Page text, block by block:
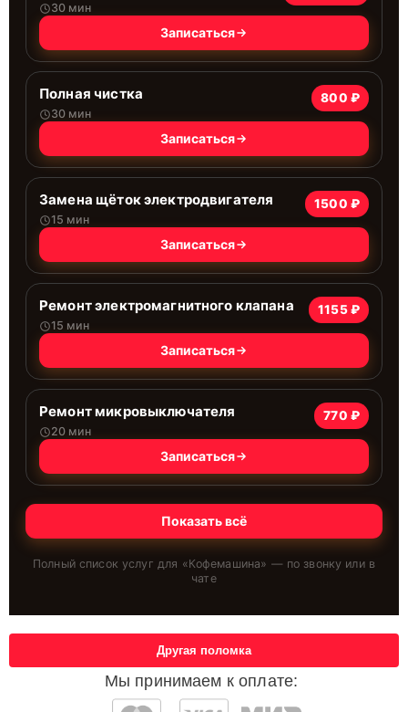
30 мин
Записаться
Полная чистка
30 мин
800 ₽
Записаться
Замена щёток электродвигателя
15 мин
1500 ₽
Записаться
Ремонт электромагнитного клапана
15 мин
1155 ₽
Записаться
Ремонт микровыключателя
20 мин
770 ₽
Записаться
Показать всё
Полный список услуг для «Кофемашина» — по звонку или в
чате
Мы принимаем к оплате:
Другая поломка